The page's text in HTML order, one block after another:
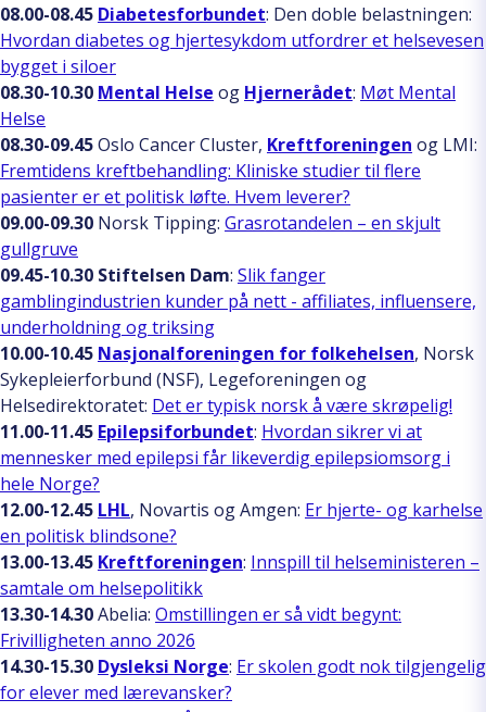
08.00-08.45 Diabetesforbundet: Den doble belastningen:
Hvordan diabetes og hjertesykdom utfordrer et helsevesen
bygget i siloer
08.30-10.30 Mental Helse og Hjernerådet: Møt Mental
Helse
08.30-09.45Oslo Cancer Cluster, Kreftforeningen og LMI:
Fremtidens kreftbehandling: Kliniske studier til flere
pasienter er et politisk løfte. Hvem leverer?
09.00-09.30 Norsk Tipping: Grasrotandelen – en skjult
gullgruve
09.45-10.30 Stiftelsen Dam: Slik fanger
gamblingindustrien kunder på nett - affiliates, influensere,
underholdning og triksing
10.00-10.45 Nasjonalforeningen for folkehelsen, Norsk
Sykepleierforbund (NSF), Legeforeningen og
Helsedirektoratet: Det er typisk norsk å være skrøpelig!
11.00-11.45 Epilepsiforbundet: Hvordan sikrer vi at
mennesker med epilepsi får likeverdig epilepsiomsorg i
hele Norge?
12.00-12.45 LHL, Novartis og Amgen: Er hjerte- og karhelse
en politisk blindsone?
13.00-13.45 Kreftforeningen: Innspill til helseministeren –
samtale om helsepolitikk
13.30-14.30Abelia: Omstillingen er så vidt begynt:
Frivilligheten anno 2026
14.30-15.30 Dysleksi Norge: Er skolen godt nok tilgjengelig
for elever med lærevansker?